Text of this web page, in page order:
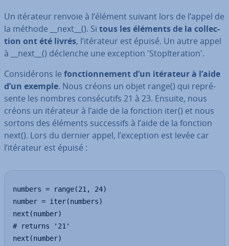
Un itérateur renvoie à l’élément suivant lors de l’appel de
la méthode __next__(). Si tous les éléments de la col­lec­
tion ont été livrés, l’itérateur est épuisé. Un autre appel
à __next__() déclenche une exception 'S­to­pI­te­ra­tion'.
Con­si­dé­rons le fonc­tion­ne­ment d’un itérateur à l’aide
d’un exemple. Nous créons un objet range() qui re­pré­
sente les nombres con­sé­cu­tifs 21 à 23. Ensuite, nous
créons un itérateur à l’aide de la fonction iter() et nous
sortons des éléments suc­ces­sifs à l’aide de la fonction
next(). Lors du dernier appel, l’exception est levée car
l’itérateur est épuisé :
numbers = range(21, 24)
number = iter(numbers)
next(number)
# returns '21'
next(number)